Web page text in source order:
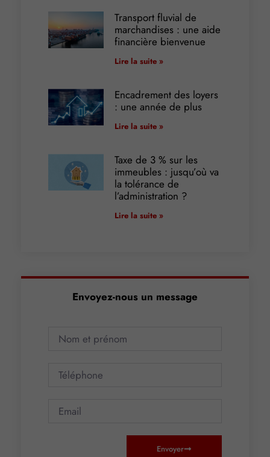
Transport fluvial de
marchandises : une aide
financière bienvenue
Lire la suite »
Encadrement des loyers
: une année de plus
Lire la suite »
Taxe de 3 % sur les
immeubles : jusqu’où va
la tolérance de
l’administration ?
Lire la suite »
Envoyez-nous un message
Envoyer